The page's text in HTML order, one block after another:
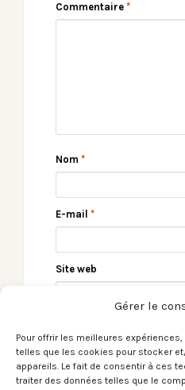
Gérer le
Pour offrir les meilleures
telles que les cookies pour stocker
appareils. Le fait de consentir à ces
traiter des données telles que le
Commentaire *
Nom *
E-mail *
Site web